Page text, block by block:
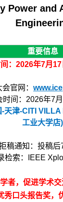
Power and
重要信息
：2026年7月
会官网：
时间：2026年7
天津-CITI
工业大学店)
稿通知：投稿后
检索：IEEE
者，促进学术
秀口头报告奖，